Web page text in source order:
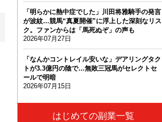
「明らかに熱中症でした」川田将雅騎手の発言
が波紋…競馬“真夏開催”に浮上した深刻なリス
ク。ファンからは「馬死ぬぞ」の声も
2026年07月27日
「なんかコントレイル安いな」デアリングタク
トが3.3億円の陰で…無敗三冠馬がセレクトセ
ールで明暗
2026年07月15日
はじめての副業一覧